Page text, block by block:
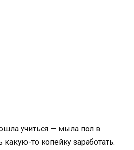
учиться — мыла пол в
какую-то копейку заработать.